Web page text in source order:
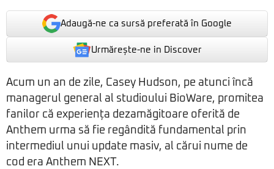
Adaugă-ne ca sursă preferată în Google
Urmărește-ne in Discover
Acum un an de zile, Casey Hudson, pe atunci încă
managerul general al studioului BioWare, promitea
fanilor că experiența dezamăgitoare oferită de
Anthem urma să fie regândită fundamental prin
intermediul unui update masiv, al cărui nume de
cod era Anthem NEXT.